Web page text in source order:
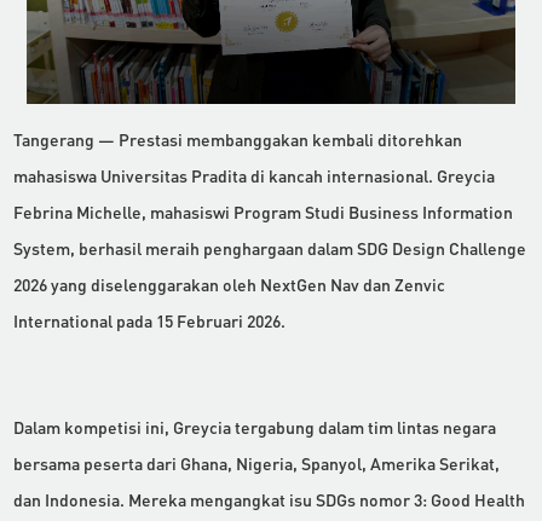
Tangerang — Prestasi membanggakan kembali ditorehkan
mahasiswa Universitas Pradita di kancah internasional. Greycia
Febrina Michelle, mahasiswi Program Studi Business Information
System, berhasil meraih penghargaan dalam SDG Design Challenge
2026 yang diselenggarakan oleh NextGen Nav dan Zenvic
International pada 15 Februari 2026.
Dalam kompetisi ini, Greycia tergabung dalam tim lintas negara
bersama peserta dari Ghana, Nigeria, Spanyol, Amerika Serikat,
dan Indonesia. Mereka mengangkat isu SDGs nomor 3: Good Health